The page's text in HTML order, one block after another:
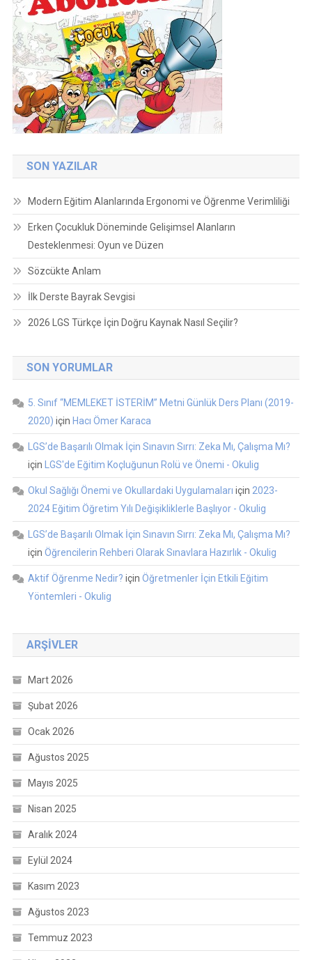
SON YAZILAR
Modern Eğitim Alanlarında Ergonomi ve Öğrenme Verimliliği
Erken Çocukluk Döneminde Gelişimsel Alanların
Desteklenmesi: Oyun ve Düzen
Sözcükte Anlam
İlk Derste Bayrak Sevgisi
2026 LGS Türkçe İçin Doğru Kaynak Nasıl Seçilir?
SON YORUMLAR
5. Sınıf “MEMLEKET İSTERİM” Metni Günlük Ders Planı (2019-
2020) için Hacı Ömer Karaca
LGS’de Başarılı Olmak İçin Sınavın Sırrı: Zeka Mı, Çalışma Mı?
için
LGS'de Eğitim Koçluğunun Rolü ve Önemi - Okulig
Okul Sağlığı Önemi ve Okullardaki Uygulamaları için 2023-
2024 Eğitim Öğretim Yılı Değişikliklerle Başlıyor - Okulig
LGS’de Başarılı Olmak İçin Sınavın Sırrı: Zeka Mı, Çalışma Mı?
için Öğrencilerin Rehberi Olarak Sınavlara Hazırlık - Okulig
Aktif Öğrenme Nedir? için Öğretmenler İçin Etkili Eğitim
Yöntemleri - Okulig
ARŞIVLER
Mart 2026
Şubat 2026
Ocak 2026
Ağustos 2025
Mayıs 2025
Nisan 2025
Aralık 2024
Eylül 2024
Kasım 2023
Ağustos 2023
Temmuz 2023